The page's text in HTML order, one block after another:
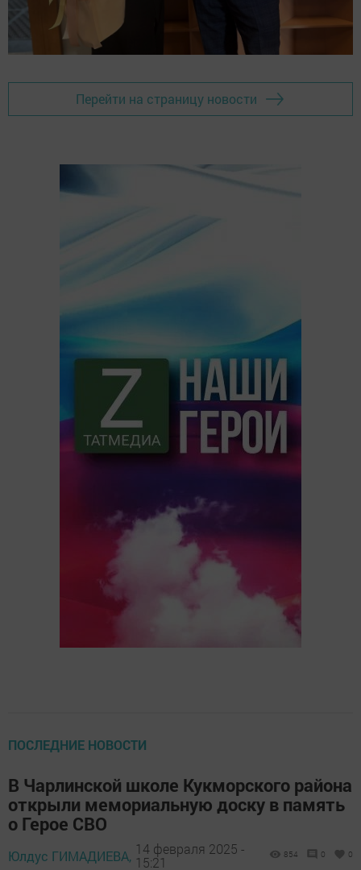
Перейти на страницу новости
ПОСЛЕДНИЕ НОВОСТИ
В Чарлинской школе Кукморского района
открыли мемориальную доску в память
о Герое СВО
Юлдус ГИМАДИЕВА, 14 февраля 2025 -
15:21
854 0 0